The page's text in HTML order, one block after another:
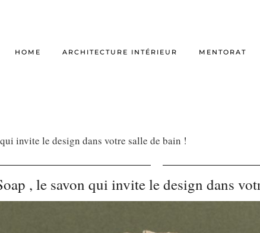
HOME ARCHITECTURE INTÉRIEUR MENTORAT
invite le design dans votre salle de bain !
, le savon qui invite le design dans